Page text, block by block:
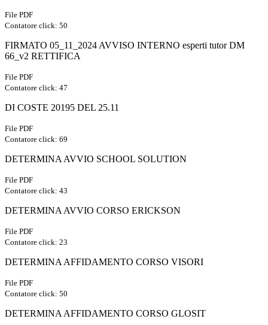
File PDF
Contatore click: 50
FIRMATO 05_11_2024 AVVISO INTERNO esperti tutor DM
66_v2 RETTIFICA
File PDF
Contatore click: 47
DI COSTE 20195 DEL 25.11
File PDF
Contatore click: 69
DETERMINA AVVIO SCHOOL SOLUTION
File PDF
Contatore click: 43
DETERMINA AVVIO CORSO ERICKSON
File PDF
Contatore click: 23
DETERMINA AFFIDAMENTO CORSO VISORI
File PDF
Contatore click: 50
DETERMINA AFFIDAMENTO CORSO GLOSIT